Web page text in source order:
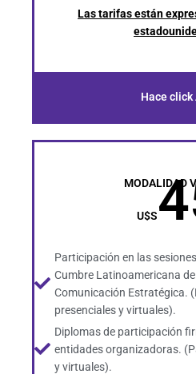
Las tarifas están
Hace click
MODALIDAD
U$S
Participación en las
Cumbre Latinoamericana
Comunicación Estratégica.
presenciales y virtuales).
Diplomas de participación
entidades organizadoras.
y virtuales).